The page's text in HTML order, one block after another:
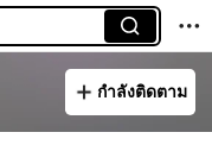
กำลังติดตาม